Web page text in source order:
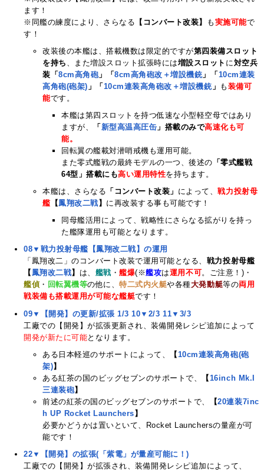
ます！
※同艦の練度により、さらなる 【コンバート改装】 も 実施可能で
す！
改装後の本艦は、搭載機数は限定的ですが第四装備スロット
を持ち 、また増設スロット拡張時には増設スロット に対空兵
装「8cm高角砲」「8cm高角砲改＋増設機銃」「 10cm連装
高角砲(砲架) 」「 10cm連装高角砲改＋増設機銃」 も 装備可
能です。
本艦は第四スロットを持つ低速な小型軽空母ではあり
ますが、
「 新型高温高圧缶 」搭載のみで高速化も可
能。
回転翼の艦載対潜哨戒機も運用可能。
また零式艦戦の最終モデルの一つ、後述の 「零式艦戦
64型」搭載にも高い運用特性を持ちます。
本艦は、さらなる 「コンバート改装」 によって、戦力投射母
艦【鳳翔改二戦 】 に再改装する事も可能です！
同母艦活用によって、戦略性にさらなる拡がりを持っ
た艦隊運用も可能となります。
08▼戦力投射母艦【鳳翔改二戦】の運用
「鳳翔改二」のコンバート改装で運用可能となる、 戦力投射母艦
【鳳翔改二戦】 は、 艦戦 ・艦爆(※艦攻は運用不可。ご注意！)・
艦偵 ・ 回転翼機等の他に、特二式内火艇や各種大発動艇等の両用
戦装備も搭載運用が可能な艦艇です！
09▼【開発】の更新/拡張 1/3 10▼2/3 11▼3/3
工廠での【開発】が拡張更新され、装備開発レシピ追加によって
開発が新たに可能となります。
ある日本軽巡のサポートによって、
【 10cm連装高角砲(砲
架)】
ある紅茶の国のビッグセブンのサポートで、
【 16inch Mk.I
三連装砲】
前述の紅茶の国のビッグセブンのサポートで、
【20連装7inc
h UP Rocket Launchers】
必要かどうかは置いといて、Rocket Launchersの量産が可
能です！
22▼【開発】の拡張(「紫電」が量産可能に！)
工廠での【開発】が拡張され、装備開発レシピ追加によって、